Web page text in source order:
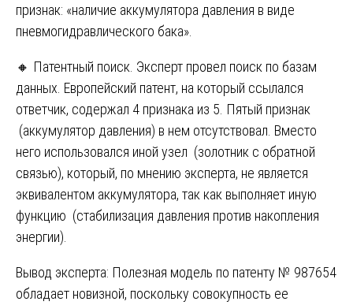
признак: «наличие аккумулятора давления в виде
пневмогидравлического бака».
🔸 Патентный поиск. Эксперт провел поиск по базам
данных. Европейский патент, на который ссылался
ответчик, содержал 4 признака из 5. Пятый признак
(аккумулятор давления) в нем отсутствовал. Вместо
него использовался иной узел (золотник с обратной
связью), который, по мнению эксперта, не является
эквивалентом аккумулятора, так как выполняет иную
функцию (стабилизация давления против накопления
энергии).
Вывод эксперта: Полезная модель по патенту № 987654
обладает новизной, поскольку совокупность ее